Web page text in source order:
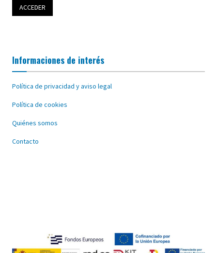
Informaciones de interés
Política de privacidad y aviso legal
Política de cookies
Quiénes somos
Contacto